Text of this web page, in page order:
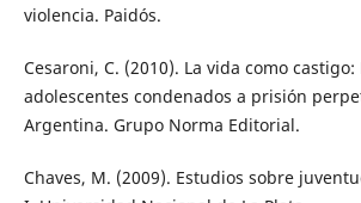
violencia. Paidós.
Cesaroni, C. (2010). La vida como castigo:
adolescentes condenados a prisión
Argentina. Grupo Norma Editorial.
Chaves, M. (2009). Estudios sobre